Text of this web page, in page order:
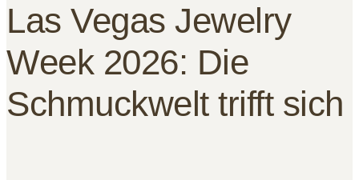
Las Vegas Jewelry
Week 2026: Die
Schmuckwelt trifft sich